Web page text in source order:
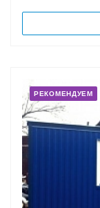
РЕКОМЕНДУЕМ